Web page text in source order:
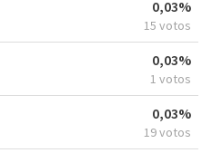
0,03%
15 votos
0,03%
1 votos
0,03%
19 votos